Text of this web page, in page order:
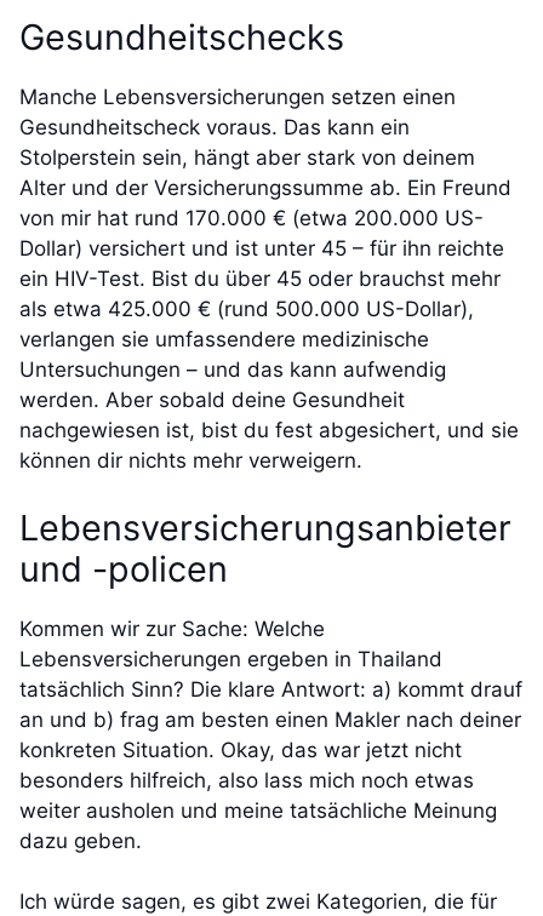
Gesundheitschecks
Manche Lebensversicherungen setzen einen
Gesundheitscheck voraus. Das kann ein
Stolperstein sein, hängt aber stark von deinem
Alter und der Versicherungssumme ab. Ein Freund
von mir hat rund 170.000 € (etwa 200.000 US-
Dollar) versichert und ist unter 45 – für ihn reichte
ein HIV-Test. Bist du über 45 oder brauchst mehr
als etwa 425.000 € (rund 500.000 US-Dollar),
verlangen sie umfassendere medizinische
Untersuchungen – und das kann aufwendig
werden. Aber sobald deine Gesundheit
nachgewiesen ist, bist du fest abgesichert, und sie
können dir nichts mehr verweigern.
Lebensversicherungsanbieter
und -policen
Kommen wir zur Sache: Welche
Lebensversicherungen ergeben in Thailand
tatsächlich Sinn? Die klare Antwort: a) kommt drauf
an und b) frag am besten einen Makler nach deiner
konkreten Situation. Okay, das war jetzt nicht
besonders hilfreich, also lass mich noch etwas
weiter ausholen und meine tatsächliche Meinung
dazu geben.
Ich würde sagen, es gibt zwei Kategorien, die für